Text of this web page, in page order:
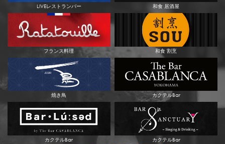
LIVEレストランバー 和食 居酒屋
フランス料理 和食 割烹
焼き鳥 カクテルBar
カクテルBar カクテルBar